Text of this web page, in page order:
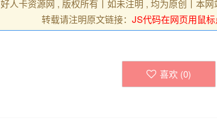
好人卡资源网 , 版权所有丨如未注明 , 均为原创丨本网
转载请注明原文链接： JS代码在网页用鼠
喜欢 (0)